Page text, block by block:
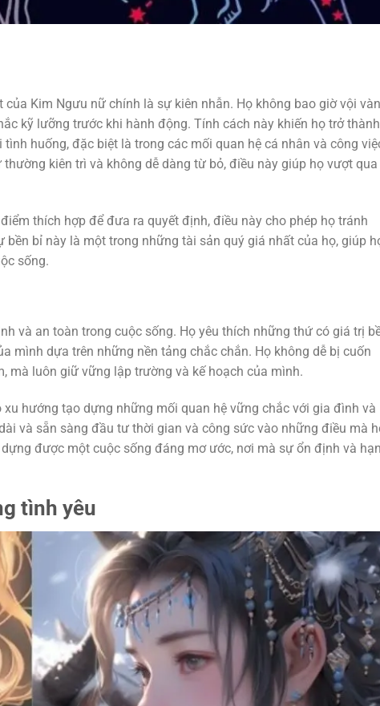
Kim Ngưu nữ chính là sự kiên nhẫn. Họ không bao giờ vội
kỹ lưỡng trước khi hành động. Tính cách này khiến họ trở thành
huống, đặc biệt là trong các mối quan hệ cá nhân và công
kiên trì và không dễ dàng từ bỏ, điều này giúp họ vượt qua
thích hợp để đưa ra quyết định, điều này cho phép họ tránh
bỉ này là một trong những tài sản quý giá nhất của họ, giúp
sống.
và an toàn trong cuộc sống. Họ yêu thích những thứ có giá trị
mình dựa trên những nền tảng chắc chắn. Họ không dễ bị cuốn
mà luôn giữ vững lập trường và kế hoạch của mình.
hướng tạo dựng những mối quan hệ vững chắc với gia đình và
và sẵn sàng đầu tư thời gian và công sức vào những điều mà
được một cuộc sống đáng mơ ước, nơi mà sự ổn định và
tình yêu